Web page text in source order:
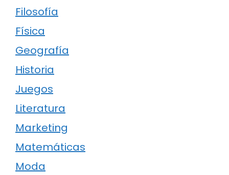
Filosofía
Física
Geografía
Historia
Juegos
Literatura
Marketing
Matemáticas
Moda